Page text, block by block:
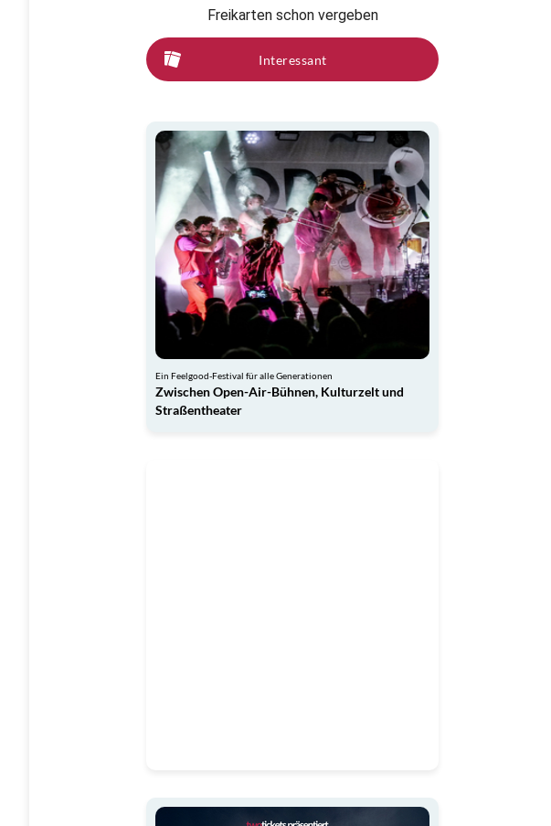
Freikarten schon vergeben
Interessant
Ein Feelgood-Festival für alle Generationen
Zwischen Open-Air-Bühnen, Kulturzelt und
Straßentheater